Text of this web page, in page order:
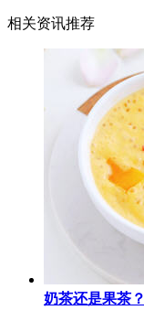
相关资讯推荐
奶茶还是果茶？